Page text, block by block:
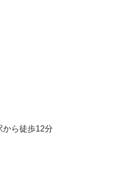
から徒歩12分